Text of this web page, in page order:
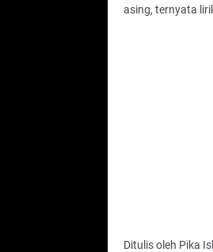
asing, ternyata
Ditulis oleh Pika